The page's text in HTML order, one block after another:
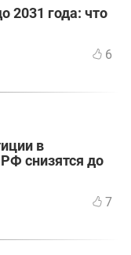
2031 года: что
6
в
снизятся до
7